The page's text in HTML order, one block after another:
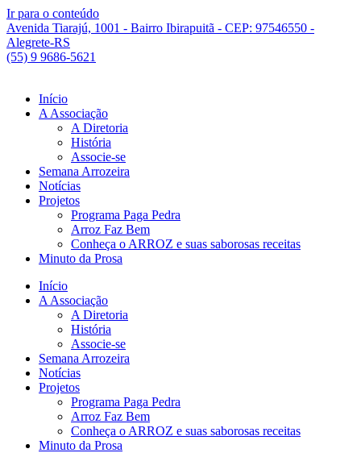
Ir para o conteúdo
Avenida Tiarajú, 1001 - Bairro Ibirapuitã - CEP: 97546550 -
Alegrete-RS
(55) 9 9686-5621
Início
A Associação
A Diretoria
História
Associe-se
Semana Arrozeira
Notícias
Projetos
Programa Paga Pedra
Arroz Faz Bem
Conheça o ARROZ e suas saborosas receitas
Minuto da Prosa
Início
A Associação
A Diretoria
História
Associe-se
Semana Arrozeira
Notícias
Projetos
Programa Paga Pedra
Arroz Faz Bem
Conheça o ARROZ e suas saborosas receitas
Minuto da Prosa